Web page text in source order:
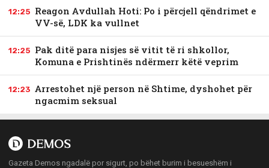
12:25 Reagon Avdullah Hoti: Po i përcjell qëndrimet e
VV-së, LDK ka vullnet
12:25 Pak ditë para nisjes së vitit të ri shkollor,
Komuna e Prishtinës ndërmerr këtë veprim
12:23 Arrestohet një person në Shtime, dyshohet për
ngacmim seksual
Gazeta Demos ngadalë por sigurt, po bëhet burim i besueshëm i